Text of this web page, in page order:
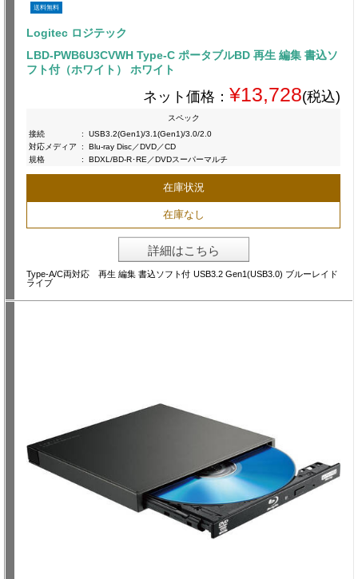
送料無料
Logitec ロジテック
LBD-PWB6U3CVWH Type-C ポータブルBD 再生 編集 書込ソ
フト付（ホワイト） ホワイト
ネット価格： ¥13,728(税込)
スペック
接続
:
USB3.2(Gen1)/3.1(Gen1)/3.0/2.0
対応メディア
:
Blu-ray Disc／DVD／CD
規格
: BDXL/BD-R･RE／DVDスーパーマルチ
在庫状況
在庫なし
詳細はこちら
Type-A/C両対応 再生 編集 書込ソフト付 USB3.2 Gen1(USB3.0) ブルーレイド
ライブ